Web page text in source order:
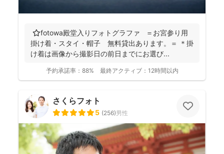
⭐️fotowa殿堂入りフォトグラファ ＝お宮参り用
掛け着・スタイ・帽子 無料貸出あります。＝ ＊掛
け着は画像から撮影日の前日までにお選び...
予約承諾率： 88% 最終アクティブ： 12時間以内
さくらフォト
5 (256)男性